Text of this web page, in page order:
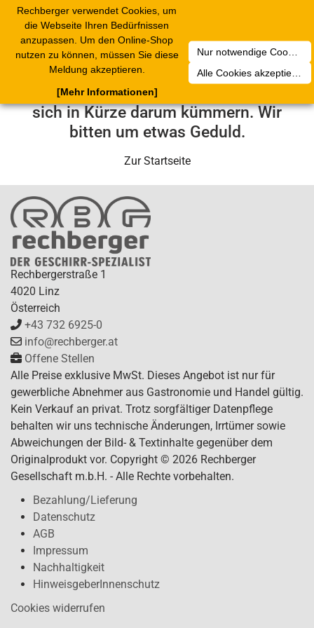
Rechberger verwendet Cookies, um
die Webseite Ihren Bedürfnissen
anzupassen. Um den Online-Shop
nutzen zu können, müssen Sie diese
Meldung akzeptieren.
Nur notwendige Cookies akzeptieren
Alle Cookies akzeptieren
[Mehr Informationen]
Leider ist ein technischer Fehler
aufgetreten. Unser Service-Team wird
sich in Kürze darum kümmern. Wir
bitten um etwas Geduld.
Zur Startseite
Rechbergerstraße 1
4020 Linz
Österreich
+43 732 6925-0
info@rechberger.at
Offene Stellen
Alle Preise exklusive MwSt. Dieses Angebot ist nur für
gewerbliche Abnehmer aus Gastronomie und Handel gültig.
Kein Verkauf an privat. Trotz sorgfältiger Datenpflege
behalten wir uns technische Änderungen, Irrtümer sowie
Abweichungen der Bild- & Textinhalte gegenüber dem
Originalprodukt vor. Copyright © 2026 Rechberger
Gesellschaft m.b.H. - Alle Rechte vorbehalten.
Bezahlung/Lieferung
Datenschutz
AGB
Impressum
Nachhaltigkeit
HinweisgeberInnenschutz
Cookies widerrufen